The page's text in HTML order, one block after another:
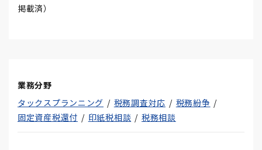
掲載済）
業務分野
タックスプランニング
税務調査対応
税務紛争
固定資産税還付
印紙税相談 税務相談